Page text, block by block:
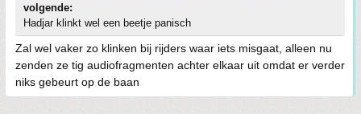
volgende:
Hadjar klinkt wel een beetje panisch
Zal wel vaker zo klinken bij rijders waar iets misgaat, alleen nu
zenden ze tig audiofragmenten achter elkaar uit omdat er verder
niks gebeurt op de baan